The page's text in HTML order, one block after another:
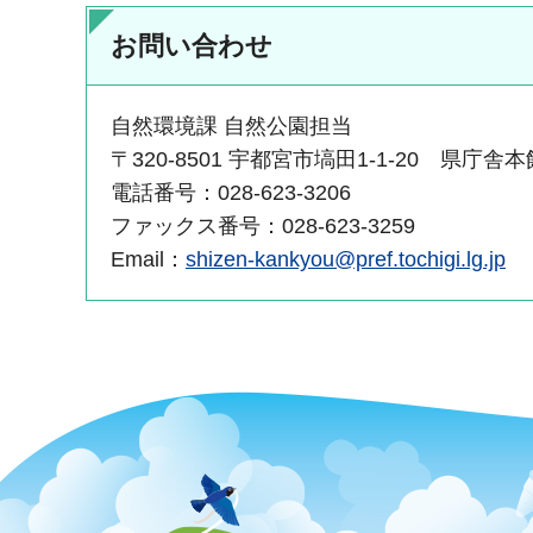
お問い合わせ
自然環境課 自然公園担当
〒320-8501 宇都宮市塙田1-1-20 県庁舎本
電話番号：028-623-3206
ファックス番号：028-623-3259
Email： shizen-kankyou@pref.tochigi.lg.jp